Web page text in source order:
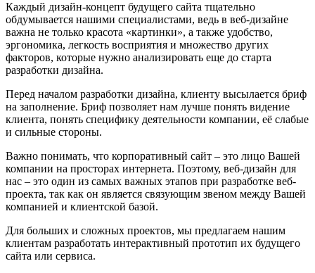
Каждый дизайн-концепт будущего сайта тщательно
обдумывается нашими специалистами, ведь в веб-дизайне
важна не только красота «картинки», а также удобство,
эргономика, легкость восприятия и множество других
факторов, которые нужно анализировать еще до старта
разработки дизайна.
Перед началом разработки дизайна, клиенту высылается бриф
на заполнение. Бриф позволяет нам лучше понять видение
клиента, понять специфику деятельности компании, её слабые
и сильные стороны.
Важно понимать, что корпоративный сайт – это лицо Вашей
компании на просторах интернета. Поэтому, веб-дизайн для
нас – это один из самых важных этапов при разработке веб-
проекта, так как он является связующим звеном между Вашей
компанией и клиентской базой.
Для больших и сложных проектов, мы предлагаем нашим
клиентам разработать интерактивный прототип их будущего
сайта или сервиса.